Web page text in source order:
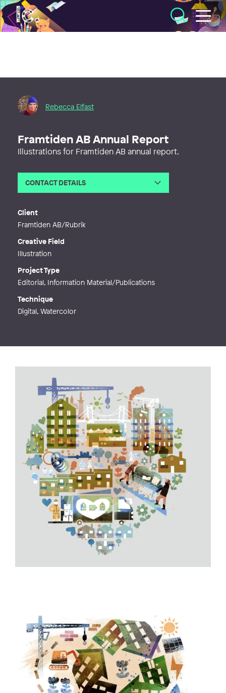
Illustratörcentrum
Rebecca Elfast
Framtiden AB Annual Report
Illustrations for Framtiden AB annual report.
CONTACT DETAILS
Web
Client
Framtiden AB/Rubrik
Creative Field
Illustration
Project Type
Editorial, Information Material/Publications
Technique
Digital, Watercolor